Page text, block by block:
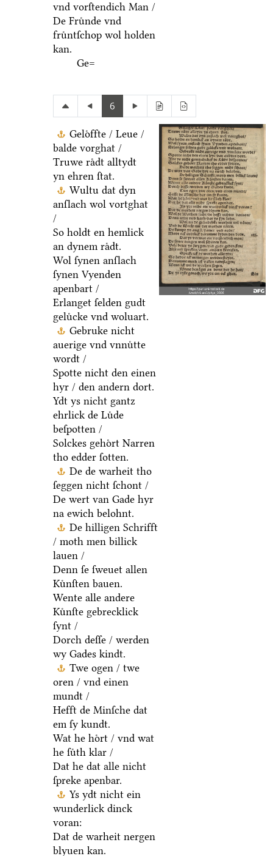
vnd vorſtendich Man /
De Fruͤnde vnd
fruͤntſchop wol holden
kan.
Ge=
6
Geloͤffte / Leue /
balde vorghat /
Truwe raͤdt alltydt
yn ehren ſtat.
Wultu dat dyn
anſlach wol vortghat
/
So holdt en hemlick
an dynem raͤdt.
Wol ſynen anſlach
ſynen Vyenden
apenbart /
Erlanget ſelden gudt
geluͤcke vnd woluart.
Gebruke nicht
auerige vnd vnnuͤtte
wordt /
Spotte nicht den einen
hyr / den andern dort.
Ydt ys nicht gantz
ehrlick de Luͤde
beſpotten /
Solckes gehoͤrt Narren
tho edder ſotten.
De de warheit tho
ſeggen nicht ſchont /
De wert van Gade hyr
na ewich belohnt.
De hilligen Schrifft
/ moth men billick
lauen /
Denn ſe ſweuet allen
Kuͤnſten bauen.
Wente alle andere
Kuͤnſte gebrecklick
ſynt /
Dorch deſſe / werden
wy Gades kindt.
Twe ogen / twe
oren / vnd einen
mundt /
Hefft de Minſche dat
em ſy kundt.
Wat he hoͤrt / vnd wat
he ſuͤth klar /
Dat he dat alle nicht
ſpreke apenbar.
Ys ydt nicht ein
wunderlick dinck
voran:
Dat de warheit nergen
blyuen kan.